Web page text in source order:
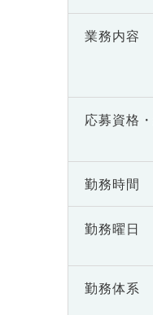
業務内容
応募資格・
勤務時間
勤務曜日
勤務体系